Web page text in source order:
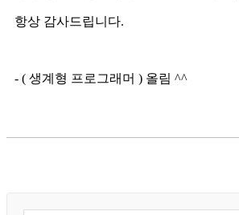
항상 감사드립니다.
- ( 생계형 프로그래머 ) 올림 ^^